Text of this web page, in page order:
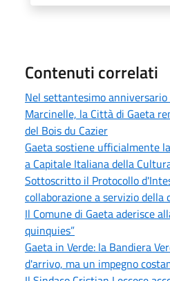
Contenuti correlati
Nel settantesimo
Marcinelle, la Città di Gaeta
del Bois du Cazier
Gaeta sostiene ufficialmente
a Capitale Italiana della
Sottoscritto il Protocollo
collaborazione a servizio della
Il Comune di Gaeta aderisce
quinquies”
Gaeta in Verde: la Bandiera
d'arrivo, ma un impegno